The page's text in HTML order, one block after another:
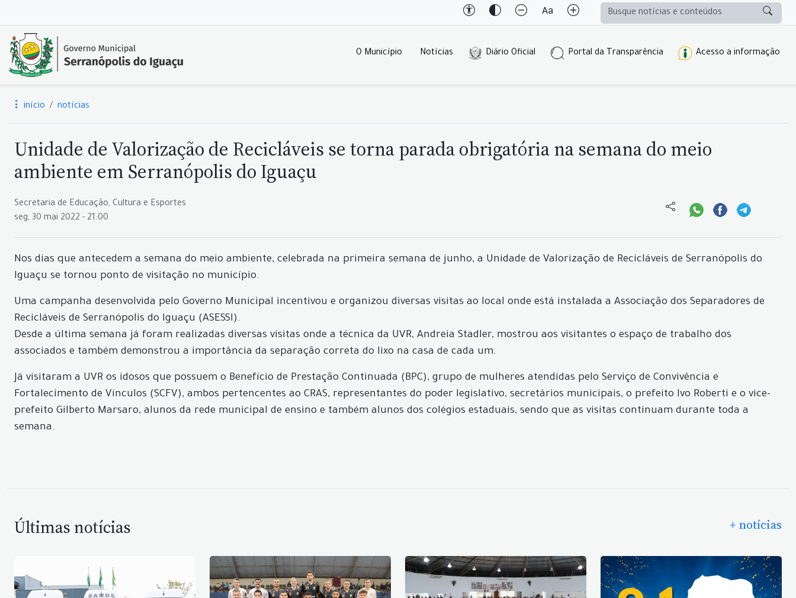
O Município Notícias Diário Oficial Portal da Transparência Acesso a informação
início notícias
Unidade de Valorização de Recicláveis se torna parada obrigatória na semana do meio
ambiente em Serranópolis do Iguaçu
Secretaria de Educação, Cultura e Esportes
seg, 30 mai 2022 - 21:00
Nos dias que antecedem a semana do meio ambiente, celebrada na primeira semana de junho, a Unidade de Valorização de Recicláveis de Serranópolis do
Iguaçu se tornou ponto de visitação no município.
Uma campanha desenvolvida pelo Governo Municipal incentivou e organizou diversas visitas ao local onde está instalada a Associação dos Separadores de
Recicláveis de Serranópolis do Iguaçu (ASESSI).
Desde a última semana já foram realizadas diversas visitas onde a técnica da UVR, Andreia Stadler, mostrou aos visitantes o espaço de trabalho dos
associados e também demonstrou a importância da separação correta do lixo na casa de cada um.
Já visitaram a UVR os idosos que possuem o Benefício de Prestação Continuada (BPC), grupo de mulheres atendidas pelo Serviço de Convivência e
Fortalecimento de Vínculos (SCFV), ambos pertencentes ao CRAS, representantes do poder legislativo, secretários municipais, o prefeito Ivo Roberti e o vice-
prefeito Gilberto Marsaro, alunos da rede municipal de ensino e também alunos dos colégios estaduais, sendo que as visitas continuam durante toda a
semana.
Últimas notícias + notícias